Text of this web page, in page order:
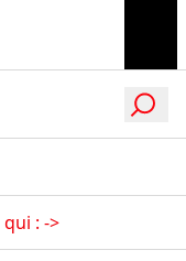
: ->